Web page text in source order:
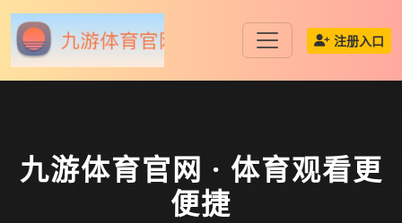
注册入口
九游体育官网 · 体育观看更
便捷